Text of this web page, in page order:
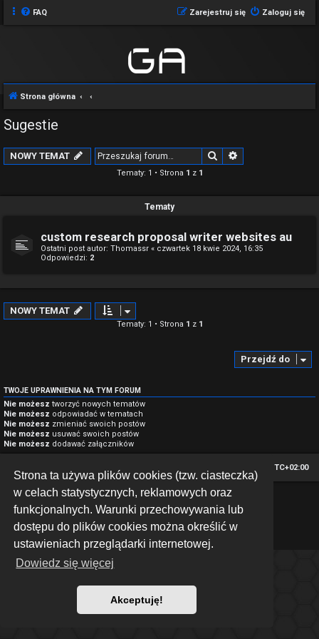
Strona ta używa plików cookies (tzw. ciasteczka)
w celach statystycznych, reklamowych oraz
funkcjonalnych. Warunki przechowywania lub
dostępu do plików cookies można określić w
ustawieniach przeglądarki internetowej.
Dowiedz się więcej
Akceptuję!
FAQ Zaloguj się
Zarejestruj się
Strona główna
Sugestie
NOWY TEMAT Szukaj
Tematy: 1 • Strona 1 z 1
Tematy
custom research proposal writer websites au
Ostatni post autor: Thomassr « czwartek 18 kwie 2024, 16:35
Odpowiedzi: 2
NOWY TEMAT
Tematy: 1 • Strona 1 z 1
Przejdź do
TWOJE UPRAWNIENIA NA TYM FORUM
Nie możesz tworzyć nowych tematów
Nie możesz odpowiadać w tematach
Nie możesz zmieniać swoich postów
Nie możesz usuwać swoich postów
Nie możesz dodawać załączników
UTC+02:00
Hexagon style by
MannixMD
Technologię dostarcza phpBB® Forum Software © phpBB Limited
Polski pakiet językowy dostarczaphpBB.pl